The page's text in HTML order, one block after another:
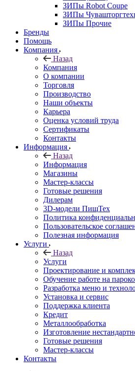
ЗИПы Robot Coupe
ЗИПы
ЗИПы Прочие
Бренды
Помощь
Компания
Назад
Компания
О компании
Торговля
Производство
Наши объекты
Карьера
Оценка условий труда
Сертификаты
Контакты
Информация
Назад
Информация
Магазины
Мастер-классы
Готовые решения
Дилерам
3D-модели ПищТех
Политика
Пользовательское
Полезная информация
Услуги
Назад
Услуги
Проектирование и
Обучение работе на
Разработка меню и
Установка и сервис
Поддержка клиента
Кредит
Металлообработка
Изготовление
Готовые решения
Мастер-классы
Контакты